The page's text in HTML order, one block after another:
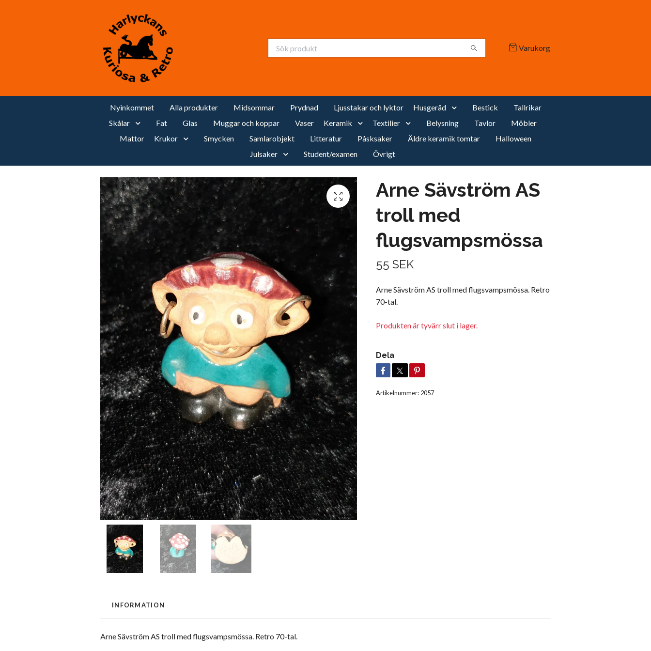
Varukorg
Nyinkommet Alla produkter Midsommar Prydnad Ljusstakar och lyktor Husgeråd Bestick
Tallrikar
Skålar
Fat Glas Muggar och koppar Vaser Keramik Textilier Belysning Tavlor
Möbler
Mattor
Krukor Smycken Samlarobjekt Litteratur Påsksaker Äldre keramik tomtar
Halloween
Julsaker
Student/examen Övrigt
Arne Sävström AS
troll med
flugsvampsmössa
55 SEK
Arne Sävström AS troll med flugsvampsmössa. Retro
70-tal.
Produkten är tyvärr slut i lager.
Dela
Artikelnummer: 2057
INFORMATION
Arne Sävström AS troll med flugsvampsmössa. Retro 70-tal.